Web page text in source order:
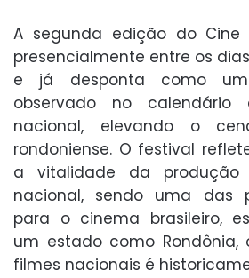
A segunda edição do Cine
presencialmente entre os
e já desponta como
observado no
nacional, elevando o
rondoniense. O festival
a vitalidade da produção
nacional, sendo uma das
para o cinema brasileiro,
um estado como
filmes nacionais é